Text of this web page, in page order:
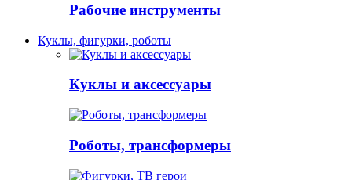
Рабочие инструменты
Куклы, фигурки, роботы
Куклы и аксессуары
Роботы, трансформеры